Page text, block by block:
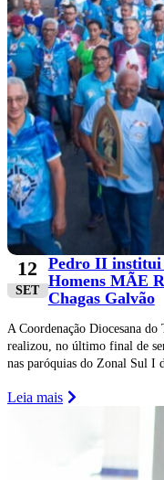
12
SET
Pedro II institui
Homens MÃE
Chagas Galvão
A Coordenação Diocesana
realizou, no último final de
nas paróquias do Zonal Sul I
Leia mais